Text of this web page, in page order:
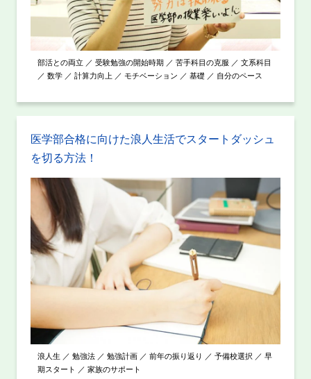
部活との両立 ／ 受験勉強の開始時期 ／ 苦手科目の克服 ／ 文系科目
／ 数学 ／ 計算力向上 ／ モチベーション ／ 基礎 ／ 自分のペース
医学部合格に向けた浪人生活でスタートダッシュ
を切る方法！
浪人生 ／ 勉強法 ／ 勉強計画 ／ 前年の振り返り ／ 予備校選択 ／ 早
期スタート ／ 家族のサポート